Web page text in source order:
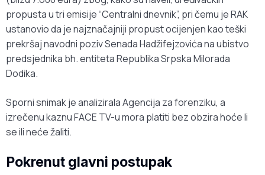
propusta u tri emisije “Centralni dnevnik”, pri čemu je RAK
ustanovio da je najznačajniji propust ocijenjen kao teški
prekršaj navodni poziv Senada Hadžifejzovića na ubistvo
predsjednika bh. entiteta Republika Srpska Milorada
Dodika.
Sporni snimak je analizirala Agencija za forenziku, a
izrečenu kaznu FACE TV-u mora platiti bez obzira hoće li
se ili neće žaliti.
Pokrenut glavni postupak